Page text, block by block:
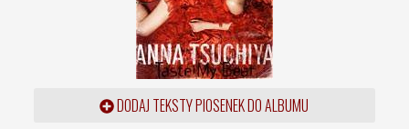
DODAJ TEKSTY PIOSENEK DO ALBUMU